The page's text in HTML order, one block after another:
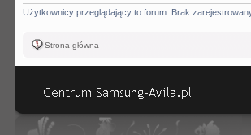
Użytkownicy przeglądający to forum: Brak
Strona główna